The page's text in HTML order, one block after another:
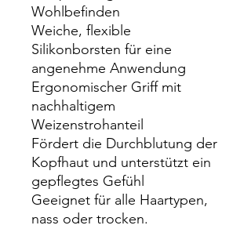
Wohlbefinden
Weiche, flexible
Silikonborsten für eine
angenehme Anwendung
Ergonomischer Griff mit
nachhaltigem
Weizenstrohanteil
Fördert die Durchblutung der
Kopfhaut und unterstützt ein
gepflegtes Gefühl
Geeignet für alle Haartypen,
nass oder trocken.